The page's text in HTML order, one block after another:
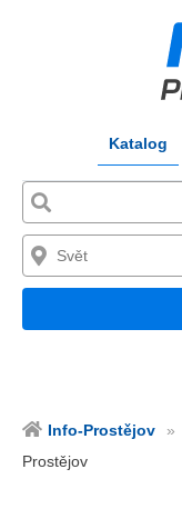
Katalog
Info-Prostějov
Prostějov